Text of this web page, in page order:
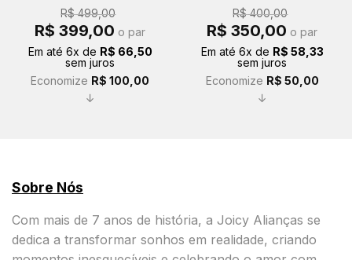
R$499,00
O
preço
era:
R$ 499,00.
R$ 399,00 preço
é:
o par
Em até 6x de R$ 66,50
sem juros
Economize R$ 100,00
↓
R$400,00
O
preço
era:
R$ 400,00.
R$ 350,00 preço
é:
o par
Em até 6x de R$ 58,33
sem juros
Economize R$ 50,00
↓
Sobre Nós
Com mais de 7 anos de história, a Joicy Alianças se
dedica a transformar sonhos em realidade, criando